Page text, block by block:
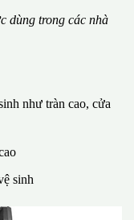
dùng trong các nhà
như tràn cao, cửa
sinh